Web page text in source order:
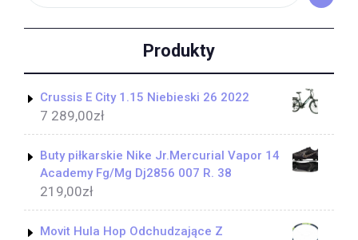
Produkty
Crussis E City 1.15 Niebieski 26 2022
7 289,00zł
Buty piłkarskie Nike Jr.Mercurial Vapor 14
Academy Fg/Mg Dj2856 007 R. 38
219,00zł
Movit Hula Hop Odchudzające Z